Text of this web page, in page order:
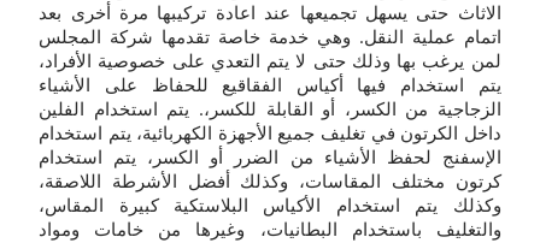
الاثاث حتى يسهل تجميعها عند اعادة تركيبها مرة أخرى بعد
اتمام عملية النقل. وهي خدمة خاصة تقدمها شركة المجلس
لمن يرغب بها وذلك حتى لا يتم التعدي على خصوصية الأفراد،
يتم استخدام فيها أكياس الفقاقيع للحفاظ على الأشياء
الزجاجية من الكسر، أو القابلة للكسر،. يتم استخدام الفلين
داخل الكرتون في تغليف جميع الأجهزة الكهربائية، يتم استخدام
الإسفنج لحفظ الأشياء من الضرر أو الكسر، يتم استخدام
كرتون مختلف المقاسات، وكذلك أفضل الأشرطة اللاصقة،
وكذلك يتم استخدام الأكياس البلاستكية كبيرة المقاس،
والتغليف باستخدام البطانيات، وغيرها من خامات ومواد